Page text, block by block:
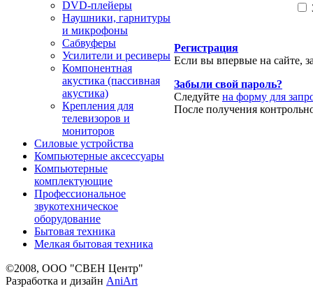
DVD-плейеры
Наушники, гарнитуры
и микрофоны
Сабвуферы
Усилители и ресиверы
Компонентная
акустика (пассивная
акустика)
Крепления для
телевизоров и
мониторов
Силовые устройства
Компьютерные аксессуары
Компьютерные
комплектующие
Профессиональное
звукотехническое
оборудование
Бытовая техника
Мелкая бытовая техника
Регистрация
Если вы впервые на сайте,
Забыли свой пароль?
Следуйте на форму для
После получения
©2008, ООО "СВЕН Центр"
Разработка и дизайн AniArt